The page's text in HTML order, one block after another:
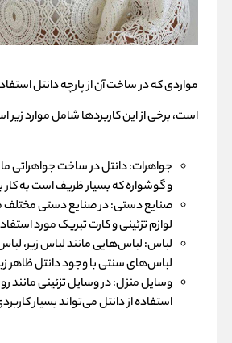
مواردی که در ساخت آن از پارچه دانتل
است، برخی از این کاربردها شامل موارد زیر
جواهرات: دانتل در ساخت جواهراتی
و گوشواره که بسیار ظریف است به
صنایع دستی: در صنایع دستی مختلف
لوازم تزئینی و کارت تبریک مورد
لباس: لباس‌هایی مانند لباس زیر،
لباس‌های سنتی با وجود دانتل ظاهر
وسایل منزل: در وسایل تزئینی مانند
استفاده از دانتل می‌تواند بسیار